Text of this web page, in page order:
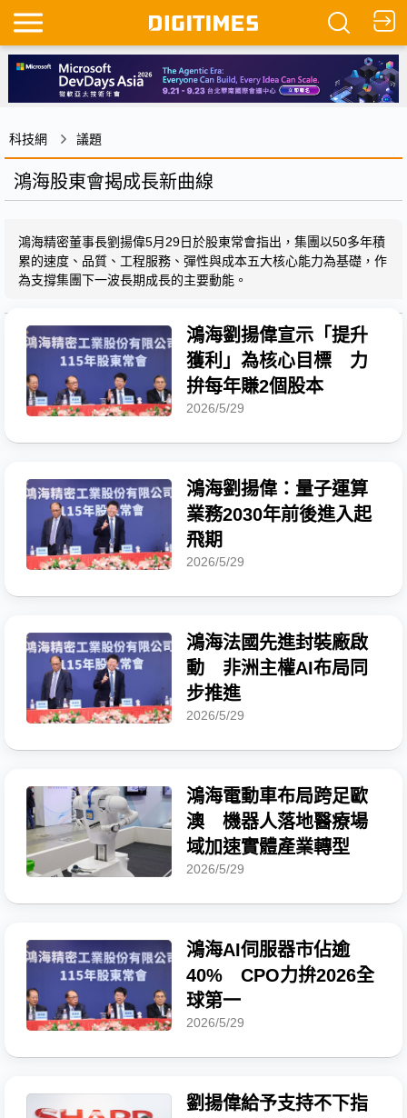
科技網 議題
鴻海股東會揭成長新曲線
鴻海精密董事長劉揚偉5月29日於股東常會指出，集團以50多年積
累的速度、品質、工程服務、彈性與成本五大核心能力為基礎，作
為支撐集團下一波長期成長的主要動能。
鴻海劉揚偉宣示「提升
獲利」為核心目標 力
拚每年賺2個股本
2026/5/29
鴻海劉揚偉：量子運算
業務2030年前後進入起
飛期
2026/5/29
鴻海法國先進封裝廠啟
動 非洲主權AI布局同
步推進
2026/5/29
鴻海電動車布局跨足歐
澳 機器人落地醫療場
域加速實體產業轉型
2026/5/29
鴻海AI伺服器市佔逾
40% CPO力拚2026全
球第一
2026/5/29
劉揚偉給予支持不下指